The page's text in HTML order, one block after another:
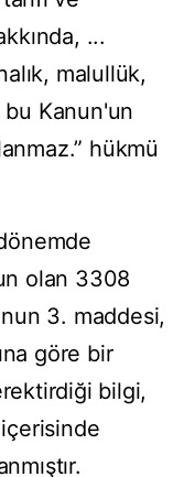
...
malullük,
bu Kanun'un
hükmü
olan 3308
3. maddesi,
göre bir
bilgi,
içerisinde